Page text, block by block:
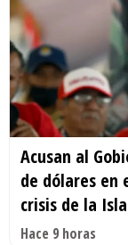
Acusan al
de dólares en
crisis de la Isla
Hace 9 horas